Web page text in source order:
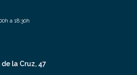
a 18:30h
la Cruz, 47